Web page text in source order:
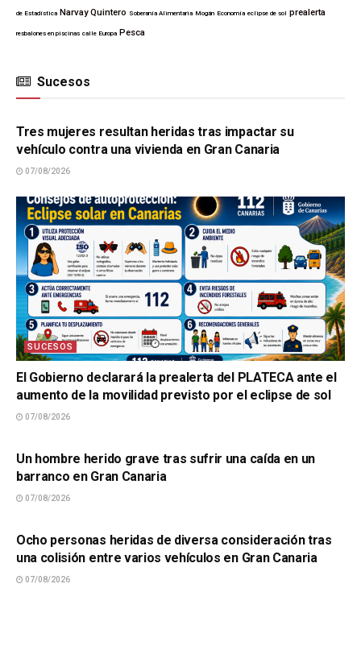
de Estadística Narvay Quintero Soberanía Alimentaria Mogán Economía eclipse de sol prealerta
resbalones en piscinas calle Europa Pesca
Sucesos
SUCESOS
Tres mujeres resultan heridas tras impactar su
vehículo contra una vivienda en Gran Canaria
07/08/2026
SUCESOS
El Gobierno declarará la prealerta del PLATECA ante el
aumento de la movilidad previsto por el eclipse de sol
07/08/2026
Un hombre herido grave tras sufrir una caída en un
barranco en Gran Canaria
07/08/2026
Ocho personas heridas de diversa consideración tras
una colisión entre varios vehículos en Gran Canaria
07/08/2026